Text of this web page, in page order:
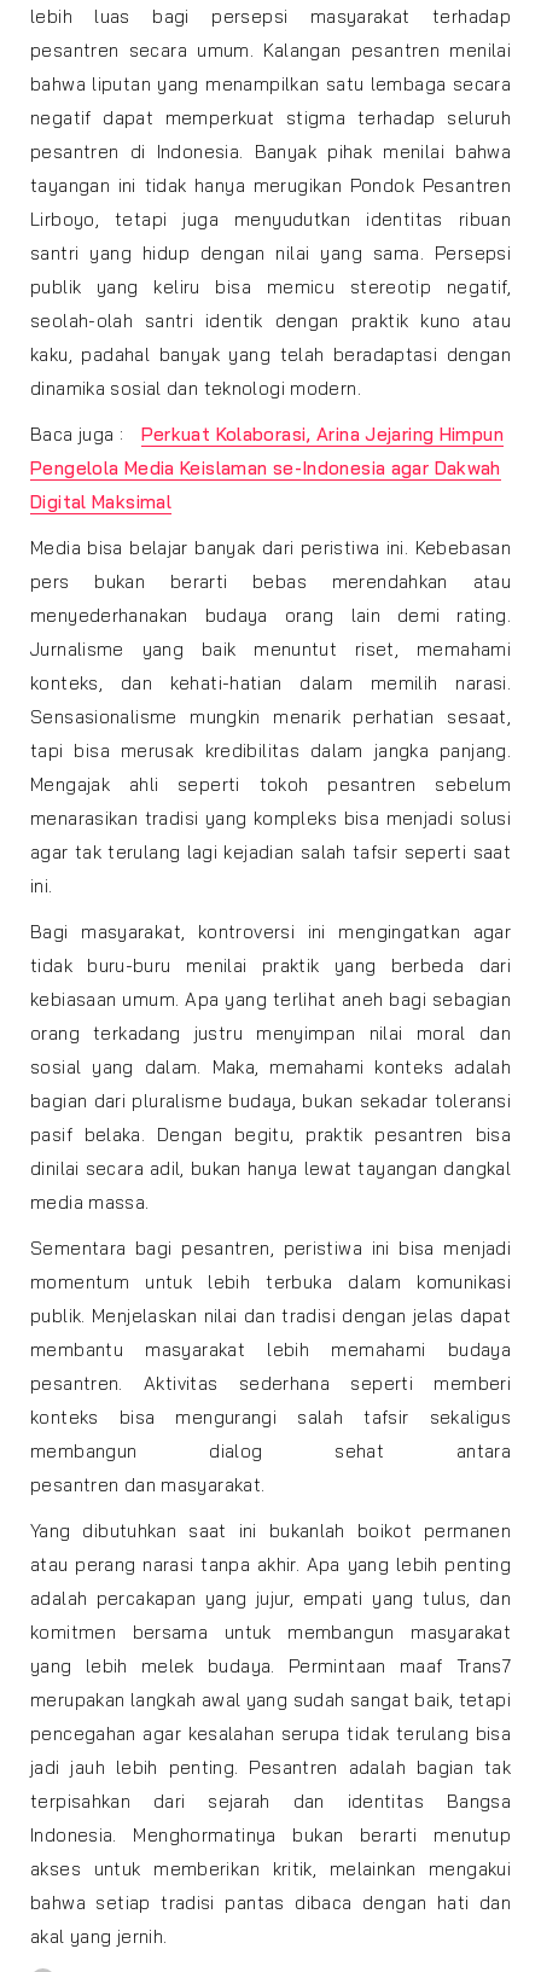
lebih luas bagi persepsi masyarakat terhadap
pesantren secara umum. Kalangan pesantren menilai
bahwa liputan yang menampilkan satu lembaga secara
negatif dapat memperkuat stigma terhadap seluruh
pesantren di Indonesia. Banyak pihak menilai bahwa
tayangan ini tidak hanya merugikan Pondok Pesantren
Lirboyo, tetapi juga menyudutkan identitas ribuan
santri yang hidup dengan nilai yang sama. Persepsi
publik yang keliru bisa memicu stereotip negatif,
seolah-olah santri identik dengan praktik kuno atau
kaku, padahal banyak yang telah beradaptasi dengan
dinamika sosial dan teknologi modern.
Baca juga :
Perkuat Kolaborasi, Arina Jejaring Himpun
Pengelola Media Keislaman se-Indonesia agar Dakwah
Digital Maksimal
Media bisa belajar banyak dari peristiwa ini. Kebebasan
pers bukan berarti bebas merendahkan atau
menyederhanakan budaya orang lain demi rating.
Jurnalisme yang baik menuntut riset, memahami
konteks, dan kehati-hatian dalam memilih narasi.
Sensasionalisme mungkin menarik perhatian sesaat,
tapi bisa merusak kredibilitas dalam jangka panjang.
Mengajak ahli seperti tokoh pesantren sebelum
menarasikan tradisi yang kompleks bisa menjadi solusi
agar tak terulang lagi kejadian salah tafsir seperti saat
ini.
Bagi masyarakat, kontroversi ini mengingatkan agar
tidak buru-buru menilai praktik yang berbeda dari
kebiasaan umum. Apa yang terlihat aneh bagi sebagian
orang terkadang justru menyimpan nilai moral dan
sosial yang dalam. Maka, memahami konteks adalah
bagian dari pluralisme budaya, bukan sekadar toleransi
pasif belaka. Dengan begitu, praktik pesantren bisa
dinilai secara adil, bukan hanya lewat tayangan dangkal
media massa.
Sementara bagi pesantren, peristiwa ini bisa menjadi
momentum untuk lebih terbuka dalam komunikasi
publik. Menjelaskan nilai dan tradisi dengan jelas dapat
membantu masyarakat lebih memahami budaya
pesantren. Aktivitas sederhana seperti memberi
konteks bisa mengurangi salah tafsir sekaligus
membangun dialog sehat antara
pesantren dan masyarakat.
Yang dibutuhkan saat ini bukanlah boikot permanen
atau perang narasi tanpa akhir. Apa yang lebih penting
adalah percakapan yang jujur, empati yang tulus, dan
komitmen bersama untuk membangun masyarakat
yang lebih melek budaya. Permintaan maaf Trans7
merupakan langkah awal yang sudah sangat baik, tetapi
pencegahan agar kesalahan serupa tidak terulang bisa
jadi jauh lebih penting. Pesantren adalah bagian tak
terpisahkan dari sejarah dan identitas Bangsa
Indonesia. Menghormatinya bukan berarti menutup
akses untuk memberikan kritik, melainkan mengakui
bahwa setiap tradisi pantas dibaca dengan hati dan
akal yang jernih.